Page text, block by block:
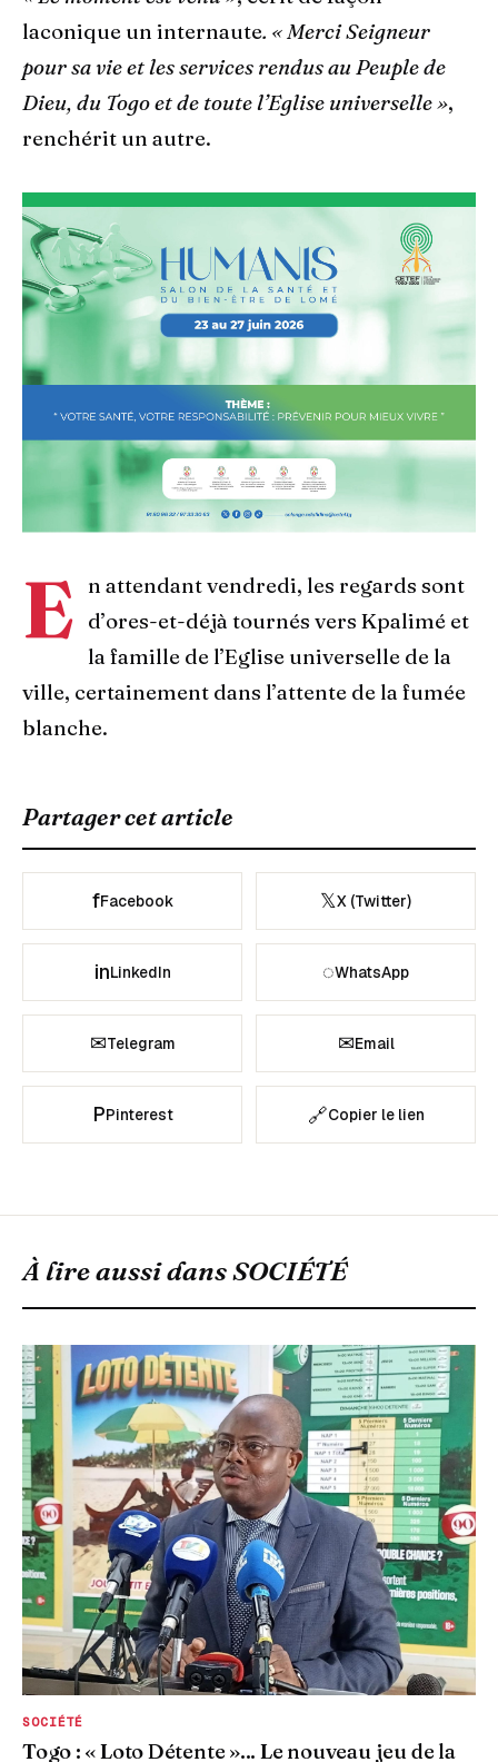
laconique un internaute. « Merci Seigneur
pour sa vie et les services rendus au Peuple de
Dieu, du Togo et de toute l’Eglise universelle »,
renchérit un autre.
E
n attendant vendredi, les regards sont
d’ores-et-déjà tournés vers Kpalimé et
la famille de l’Eglise universelle de la
ville, certainement dans l’attente de la fumée
blanche.
Partager cet article
fFacebook 𝕏X (Twitter)
inLinkedIn ◌WhatsApp
✉Telegram ✉Email
PPinterest 🔗Copier le lien
À lire aussi dansSOCIÉTÉ
SOCIÉTÉ
Togo : « Loto Détente »... Le nouveau jeu de la